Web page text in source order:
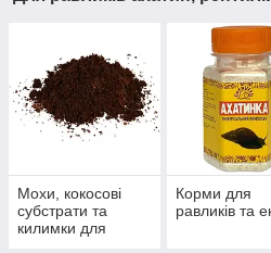
Мохи, кокосові
субстрати та
килимки для
Корми для
равликів та